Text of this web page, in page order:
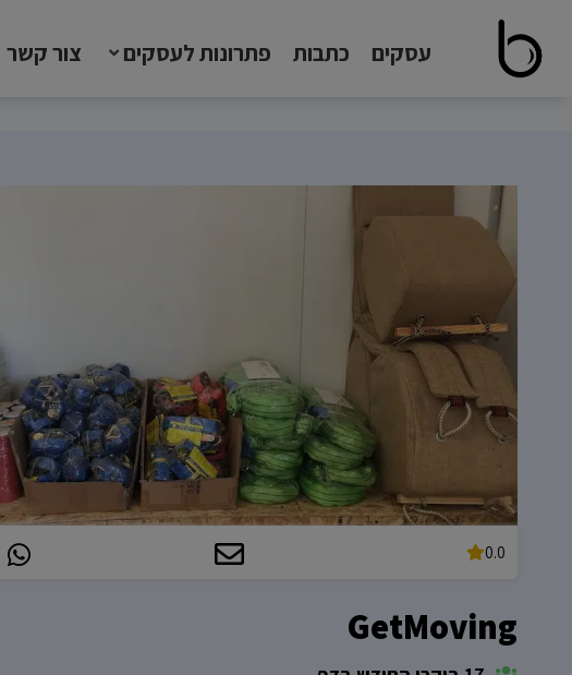
עסקים כתבות פתרונות לעסקים צור קשר
0.0
GetMoving